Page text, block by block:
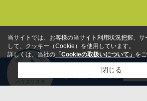
当サイトでは、お客様の当サイト利用状況把握、サ
して、クッキー（Cookie）を使用しています。
詳しくは、当社の 「Cookieの取扱いについて」 を
閉じる